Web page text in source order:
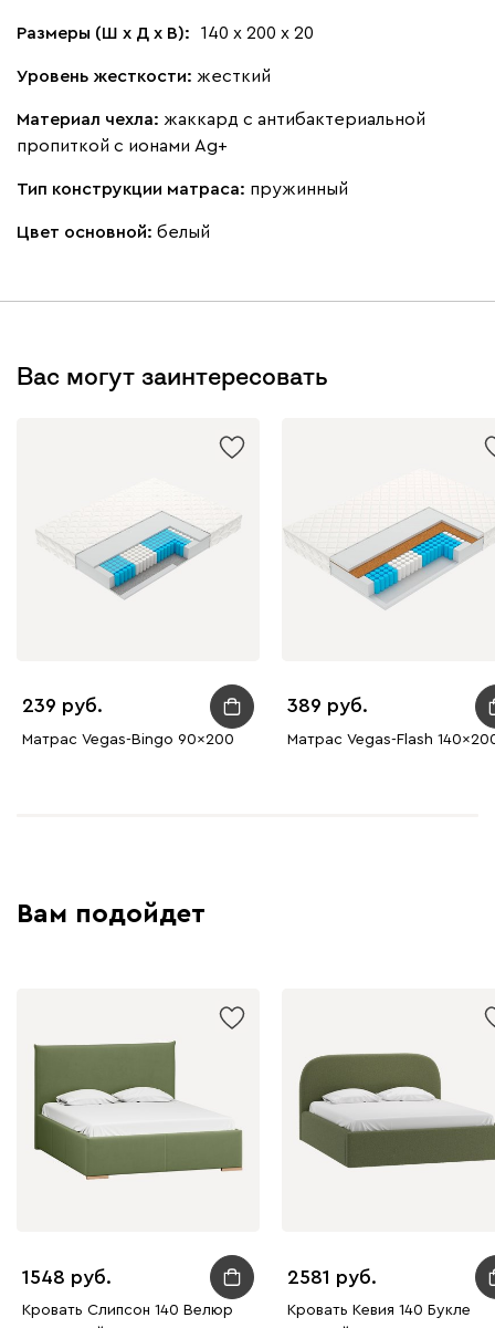
Размеры (Ш х Д х В): 140 х 200 х 20
Уровень жесткости: жесткий
Материал чехла: жаккард с антибактериальной
пропиткой с ионами Ag+
Тип конструкции матраса: пружинный
Цвет основной: белый
Вас могут заинтересовать
239
Матрас Vegas-Bingo 90x200
389
Матрас Vegas-Flash
Вам подойдет
1548
Кровать Слипсон 140 Велюр
2581
Кровать Кевия 140 Букле